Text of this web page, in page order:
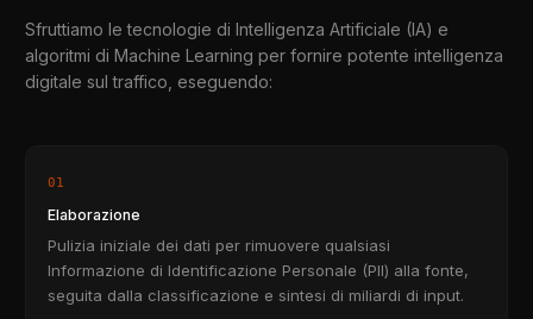
Sfruttiamo le tecnologie di Intelligenza Artificiale (IA) e
algoritmi di Machine Learning per fornire potente intelligenza
digitale sul traffico, eseguendo:
01
Elaborazione
Pulizia iniziale dei dati per rimuovere qualsiasi
Informazione di Identificazione Personale (PII) alla fonte,
seguita dalla classificazione e sintesi di miliardi di input.